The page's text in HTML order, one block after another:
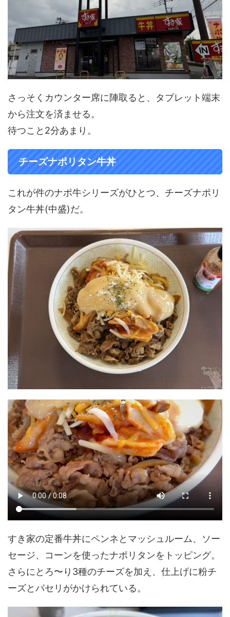
さっそくカウンター席に陣取ると、タブレット端末
から注文を済ませる。
待つこと2分あまり。
チーズナポリタン牛丼
これが件のナポ牛シリーズがひとつ、チーズナポリ
タン牛丼(中盛)だ。
すき家の定番牛丼にペンネとマッシュルーム、ソー
セージ、コーンを使ったナポリタンをトッピング。
さらにとろ〜り3種のチーズを加え、仕上げに粉チ
ーズとパセリがかけられている。